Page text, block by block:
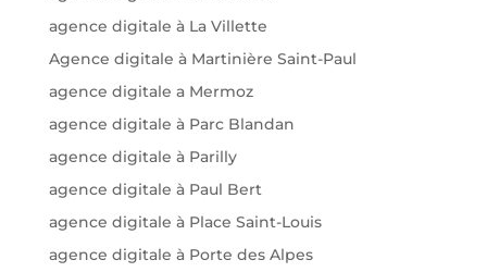
agence digitale à La Villette
Agence digitale à Martinière Saint-Paul
agence digitale a Mermoz
agence digitale à Parc Blandan
agence digitale à Parilly
agence digitale à Paul Bert
agence digitale à Place Saint-Louis
agence digitale à Porte des Alpes